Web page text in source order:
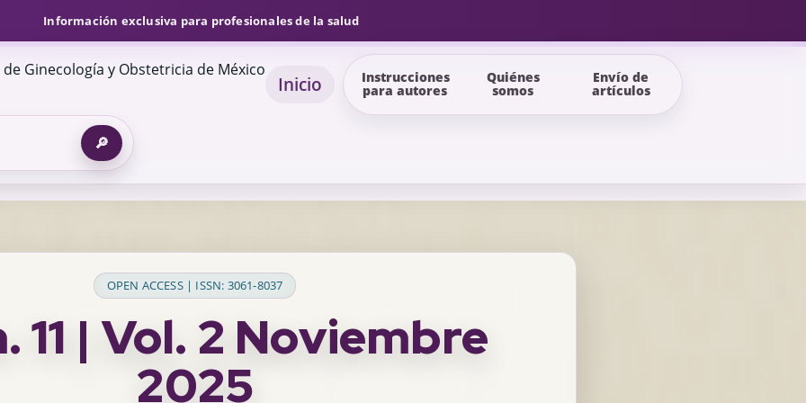
Información exclusiva para profesionales de la salud
Inicio
Instrucciones
para autores
Quiénes
somos
Envío de
artículos
🔎
OPEN ACCESS | ISSN: 3061-8037
11 | Vol. 2 Noviembre
2025